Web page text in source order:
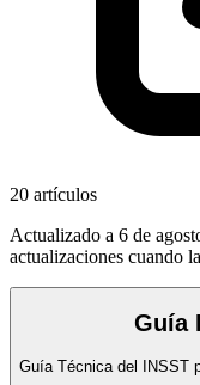
20 artículos
Actualizado a 6 de
actualizaciones cuando
Guía
Guía Técnica del INSST